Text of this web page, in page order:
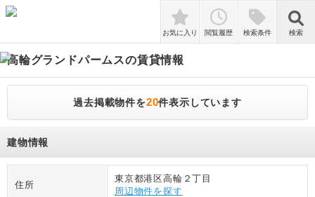
検索
お気に入り 閲覧履歴 検索条件 検索
高輪グランドパームスの賃貸情報
過去掲載物件を20件表示しています
建物情報
住所
東京都港区高輪２丁目
周辺物件を探す